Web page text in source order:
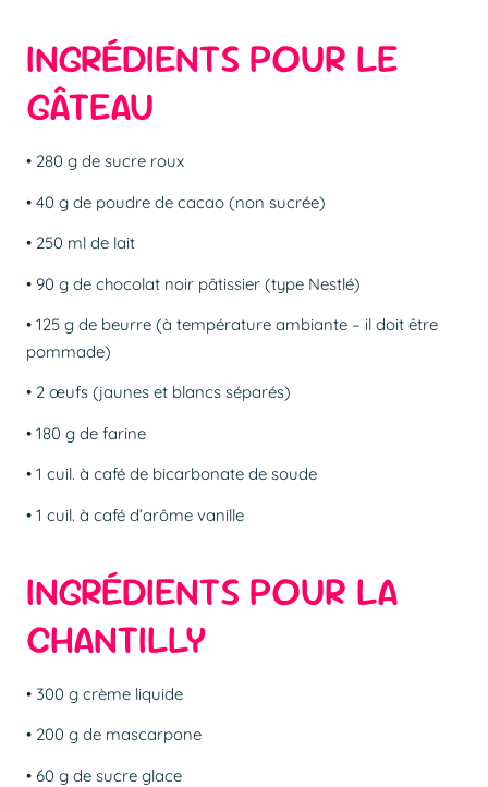
INGRÉDIENTS POUR LE
GÂTEAU
• 280 g de sucre roux
• 40 g de poudre de cacao (non sucrée)
• 250 ml de lait
• 90 g de chocolat noir pâtissier (type Nestlé)
• 125 g de beurre (à température ambiante – il doit être
pommade)
• 2 œufs (jaunes et blancs séparés)
• 180 g de farine
• 1 cuil. à café de bicarbonate de soude
• 1 cuil. à café d’arôme vanille
INGRÉDIENTS POUR LA
CHANTILLY
• 300 g crème liquide
• 200 g de mascarpone
• 60 g de sucre glace